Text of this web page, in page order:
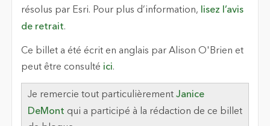
résolus par Esri. Pour plus d’information, lisez l’avis
de retrait.
Ce billet a été écrit en anglais par Alison O'Brien et
peut être consulté ici.
Je remercie tout particulièrement Janice
DeMont qui a participé à la rédaction de ce billet